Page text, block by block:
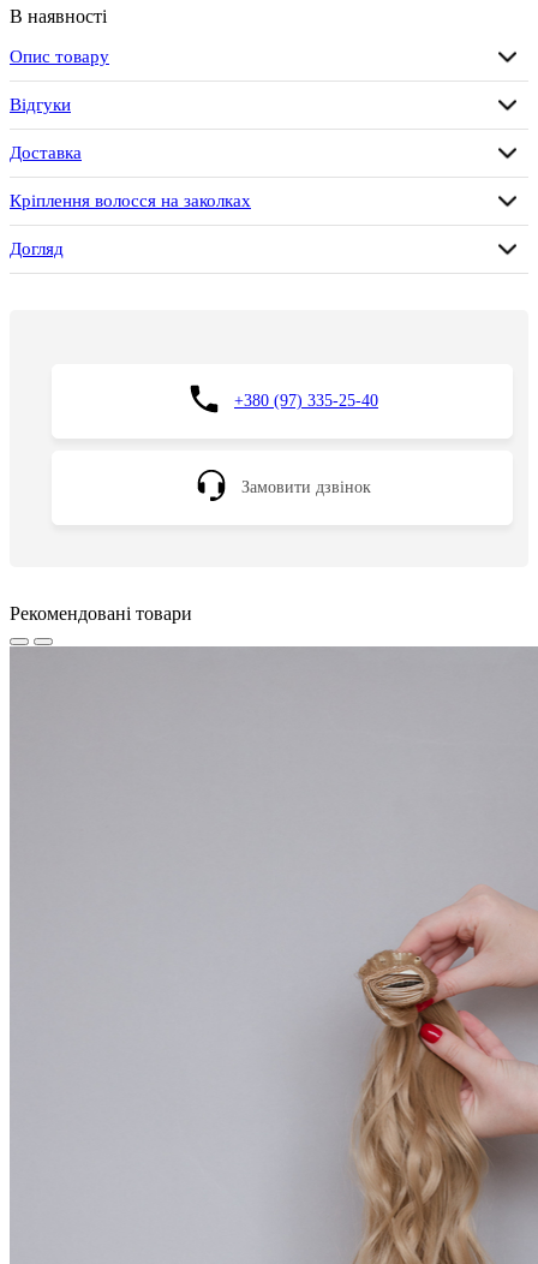
В наявності
Опис товару
Відгуки
Доставка
Кріплення волосся на заколках
Догляд
+380 (97) 335-25-40
Замовити дзвінок
Рекомендовані товари